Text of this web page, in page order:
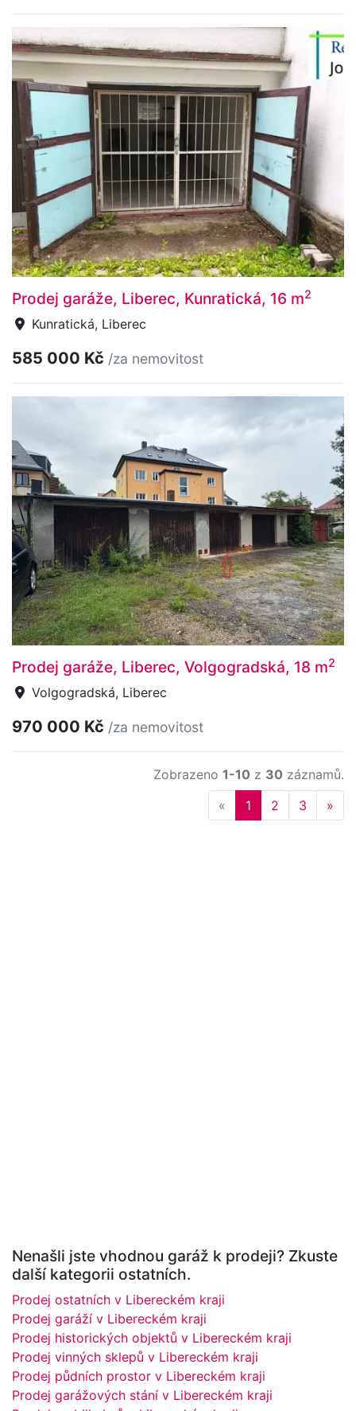
Prodej garáže, Liberec, Kunratická, 16 m2
Kunratická, Liberec
585 000 Kč /za nemovitost
Prodej garáže, Liberec, Volgogradská, 18 m2
Volgogradská, Liberec
970 000 Kč /za nemovitost
Zobrazeno 1-10 z 30 záznamů.
« Previous
1 2 3 »
Nenašli jste vhodnou garáž k prodeji? Zkuste
další kategorii ostatních.
Prodej ostatních v Libereckém kraji
Prodej garáží v Libereckém kraji
Prodej historických objektů v Libereckém kraji
Prodej vinných sklepů v Libereckém kraji
Prodej půdních prostor v Libereckém kraji
Prodej garážových stání v Libereckém kraji